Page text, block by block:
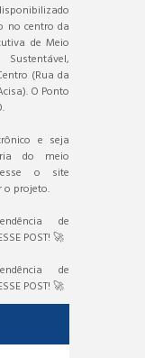
no centro da
de Meio
(Rua da
O Ponto
e seja
do meio
o site
o projeto.
de
POST! 🚀
de
POST! 🚀